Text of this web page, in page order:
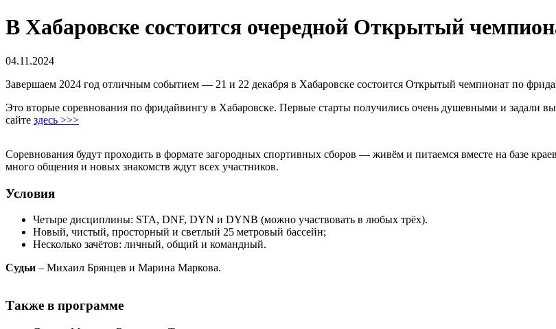
В Хабаровске состоится очередной Открытый
04.11.2024
Завершаем 2024 год отличным событием — 21 и 22 декабря в Хабаровске состоится Открытый чемпионат по
Это вторые соревнования по фридайвингу в Хабаровске. Первые старты получились очень душевными и задали
сайте здесь >>>
Соревнования будут проходить в формате загородных спортивных сборов — живём и питаемся вместе на базе
много общения и новых знакомств ждут всех участников.
Условия
Четыре дисциплины: STA, DNF, DYN и DYNB (можно участвовать в любых трёх).
Новый, чистый, просторный и светлый 25 метровый бассейн;
Несколько зачётов: личный, общий и командный.
Судьи – Михаил Брянцев и Марина Маркова.
Также в программе